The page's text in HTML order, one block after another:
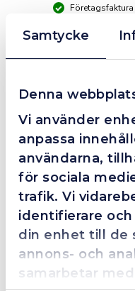
Samtycke
Denna
Vi använder
anpassa
användarna,
för sociala
trafik. Vi
identifierare
din enhet till de
annons- och
samarbetar
Fredrik
Grym
Dom här grabbarna är
Trots en billigare
så agerade dom
förväntan. Hade
en extra guldstjärna.